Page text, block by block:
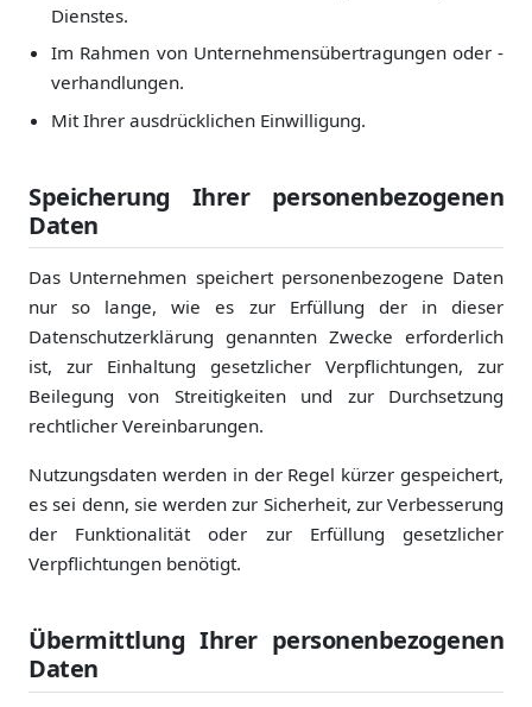
Dienstes.
Im Rahmen von Unternehmensübertragungen oder -
verhandlungen.
Mit Ihrer ausdrücklichen Einwilligung.
Speicherung Ihrer personenbezogenen
Daten
Das Unternehmen speichert personenbezogene Daten
nur so lange, wie es zur Erfüllung der in dieser
Datenschutzerklärung genannten Zwecke erforderlich
ist, zur Einhaltung gesetzlicher Verpflichtungen, zur
Beilegung von Streitigkeiten und zur Durchsetzung
rechtlicher Vereinbarungen.
Nutzungsdaten werden in der Regel kürzer gespeichert,
es sei denn, sie werden zur Sicherheit, zur Verbesserung
der Funktionalität oder zur Erfüllung gesetzlicher
Verpflichtungen benötigt.
Übermittlung Ihrer personenbezogenen
Daten